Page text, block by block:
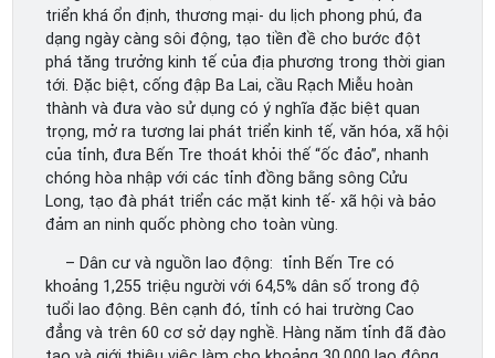
triển khá ổn định, thương mại- du lịch phong phú, đa
dạng ngày càng sôi động, tạo tiền đề cho bước đột
phá tăng trưởng kinh tế của địa phương trong thời gian
tới. Đặc biệt, cống đập Ba Lai, cầu Rạch Miễu hoàn
thành và đưa vào sử dụng có ý nghĩa đặc biệt quan
trọng, mở ra tương lai phát triển kinh tế, văn hóa, xã hội
của tỉnh, đưa Bến Tre thoát khỏi thế “ốc đảo”, nhanh
chóng hòa nhập với các tỉnh đồng bằng sông Cửu
Long, tạo đà phát triển các mặt kinh tế- xã hội và bảo
đảm an ninh quốc phòng cho toàn vùng.
– Dân cư và nguồn lao động: tỉnh Bến Tre có
khoảng 1,255 triệu người với 64,5% dân số trong độ
tuổi lao động. Bên cạnh đó, tỉnh có hai trường Cao
đẳng và trên 60 cơ sở dạy nghề. Hàng năm tỉnh đã đào